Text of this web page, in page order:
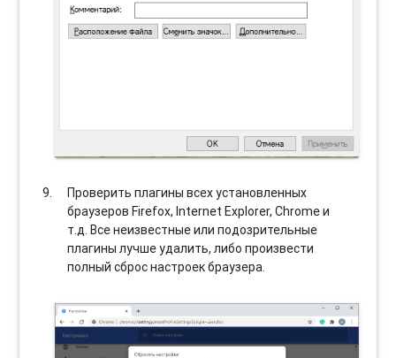
Проверить плагины всех установленных
браузеров Firefox, Internet Explorer, Chrome и
т.д. Все неизвестные или подозрительные
плагины лучше удалить, либо произвести
полный сброс настроек браузера.